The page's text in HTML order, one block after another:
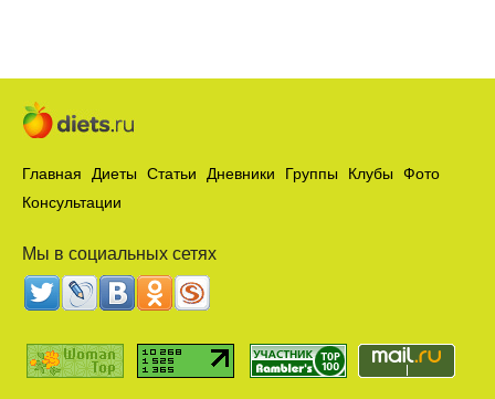
Главная Диеты Статьи Дневники Группы Клубы
Фото
Консультации
Мы в социальных сетях